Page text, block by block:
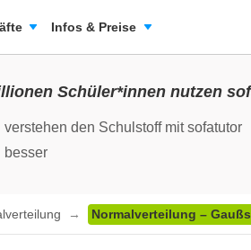
Infos & Preise
Schüler*innen nutzen
verstehen den Schulstoff mit sofatutor
besser
Normalverteilung –